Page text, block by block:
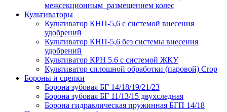
межсекционным размещением колес
Культиваторы
Культиватор КНП-5,6 с системой внесения
удобрений
Культиватор КНП-5,6 без системы внесения
удобрений
Культиватор КРН 5.6 с системой ЖКУ
Культиватор сплошной обработки (паровой) Crop
Бороны и сцепки
Борона зубовая БГ 14/18/19/21/23
Борона зубовая БГ 11/13/15 двухследная
Борона гидравлическая пружинная БГП 14/18